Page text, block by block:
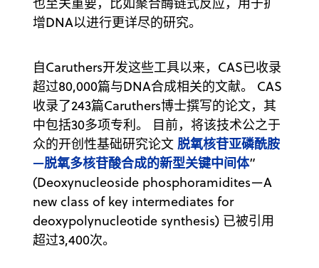
增DNA以进行更详尽的研究。
自Caruthers开发这些工具以来，CAS已收录
超过80,000篇与DNA合成相关的文献。 CAS
收录了243篇Caruthers博士撰写的论文，其
中包括30多项专利。 目前，将该技术公之于
众的开创性基础研究论文 脱氧核苷亚磷酰胺
—脱氧多核苷酸合成的新型关键中间体”
(Deoxynucleoside phosphoramidites—A
new class of key intermediates for
deoxypolynucleotide synthesis) 已被引用
超过3,400次。